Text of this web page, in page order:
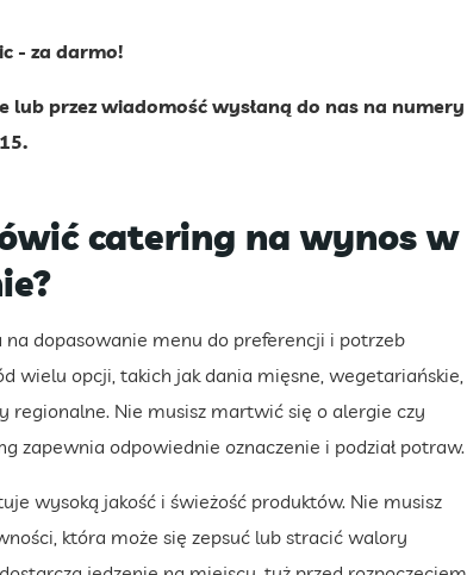
- za darmo!
lub przez wiadomość wysłaną do nas na numery
catering na wynos w
na dopasowanie menu do preferencji i potrzeb
wielu opcji, takich jak dania mięsne, wegetariańskie,
regionalne. Nie musisz martwić się o alergie czy
zapewnia odpowiednie oznaczenie i podział potraw.
wysoką jakość i świeżość produktów. Nie musisz
która może się zepsuć lub stracić walory